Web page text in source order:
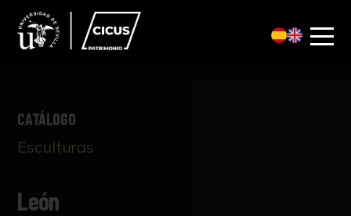
CATÁLOGO
Esculturas
León